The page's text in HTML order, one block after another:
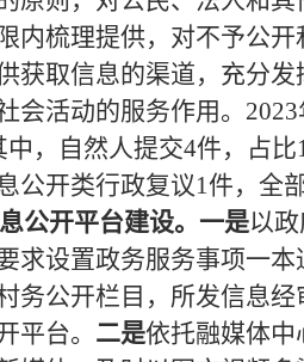
内梳理提供，对不予公
获取信息的渠道，充分
会活动的服务作用。
中，自然人提交4件，占比
公开类行政复议1件，全
公开平台建设。 一是以
求设置政务服务事项一
务公开栏目，所发信息
平台。 二是依托融媒体中